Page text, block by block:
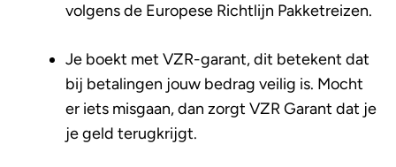
volgens de Europese Richtlijn Pakketreizen.
Je boekt met VZR-garant, dit betekent dat
bij betalingen jouw bedrag veilig is. Mocht
er iets misgaan, dan zorgt VZR Garant dat je
je geld terugkrijgt.